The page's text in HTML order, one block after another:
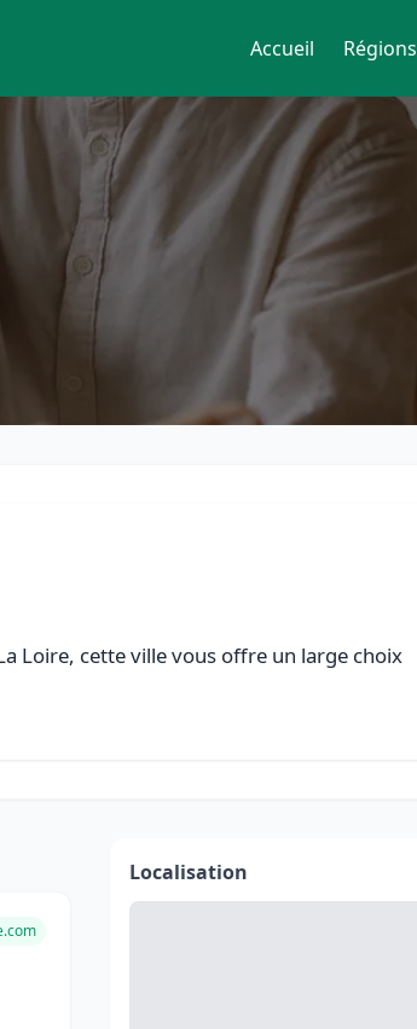
Accueil Régions
Loire, cette ville vous offre un large choix
Localisation